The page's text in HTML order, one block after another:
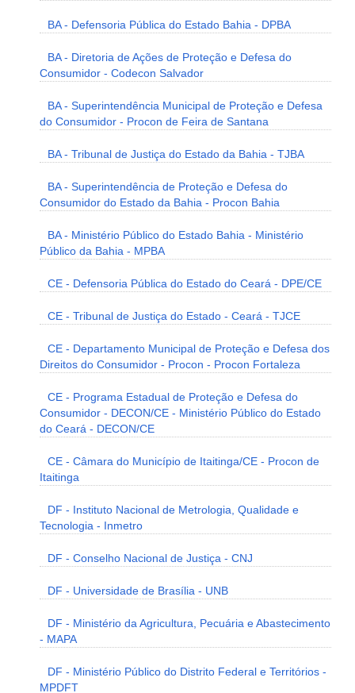
BA - Defensoria Pública do Estado Bahia - DPBA
BA - Diretoria de Ações de Proteção e Defesa do
Consumidor - Codecon Salvador
BA - Superintendência Municipal de Proteção e Defesa
do Consumidor - Procon de Feira de Santana
BA - Tribunal de Justiça do Estado da Bahia - TJBA
BA - Superintendência de Proteção e Defesa do
Consumidor do Estado da Bahia - Procon Bahia
BA - Ministério Público do Estado Bahia - Ministério
Público da Bahia - MPBA
CE - Defensoria Pública do Estado do Ceará - DPE/CE
CE - Tribunal de Justiça do Estado - Ceará - TJCE
CE - Departamento Municipal de Proteção e Defesa dos
Direitos do Consumidor - Procon - Procon Fortaleza
CE - Programa Estadual de Proteção e Defesa do
Consumidor - DECON/CE - Ministério Público do Estado
do Ceará - DECON/CE
CE - Câmara do Município de Itaitinga/CE - Procon de
Itaitinga
DF - Instituto Nacional de Metrologia, Qualidade e
Tecnologia - Inmetro
DF - Conselho Nacional de Justiça - CNJ
DF - Universidade de Brasília - UNB
DF - Ministério da Agricultura, Pecuária e Abastecimento
- MAPA
DF - Ministério Público do Distrito Federal e Territórios -
MPDFT